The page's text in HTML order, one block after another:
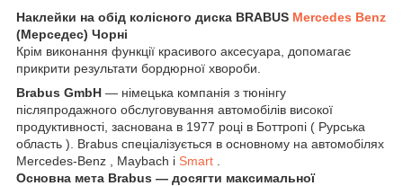
Наклейки на обід колісного диска BRABUS Mercedes Benz
(Мерседес) Чорні
Крім виконання функції красивого аксесуара, допомагає
прикрити результати бордюрної хвороби.
Brabus GmbH — німецька компанія з тюнінгу
післяпродажного обслуговування автомобілів високої
продуктивності, заснована в 1977 році в Боттропі ( Рурська
область ). Brabus спеціалізується в основному на автомобілях
Mercedes-Benz , Maybach і Smart
Основна мета Brabus — досягти максимальної